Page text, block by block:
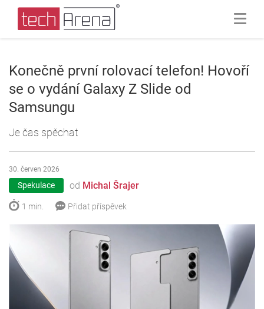
Konečně první rolovací telefon! Hovoří
se o vydání Galaxy Z Slide od
Samsungu
Je čas spěchat
Spekulace od Michal Šrajer
30. červen 2026
1 min. Přidat příspěvek